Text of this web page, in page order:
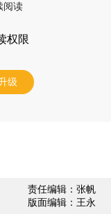
阅读
权限
级
责任编辑：张帆
版面编辑：王永